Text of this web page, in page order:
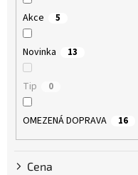
Akce 5
Novinka 13
Tip 0
OMEZENÁ DOPRAVA 16
Cena